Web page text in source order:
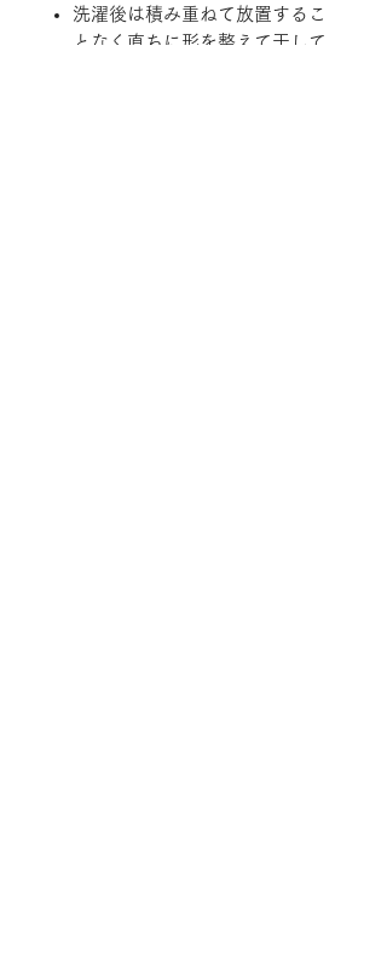
洗濯後は積み重ねて放置するこ
となく直ちに形を整えて干して